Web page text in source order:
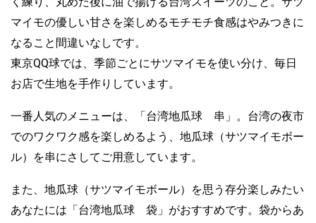
マイモの優しい甘さを楽しめるモチモチ食感はやみつきに
なること間違いなしです。
東京QQ球では、季節ごとにサツマイモを使い分け、毎日
お店で生地を手作りしています。
一番人気のメニューは、「台湾地瓜球 串」。台湾の夜市
でのワクワク感を楽しめるよう、地瓜球（サツマイモボー
ル）を串にさしてご用意しています。
また、地瓜球（サツマイモボール）を思う存分楽しみたい
あなたには「台湾地瓜球 袋」がおすすめです。袋からあ